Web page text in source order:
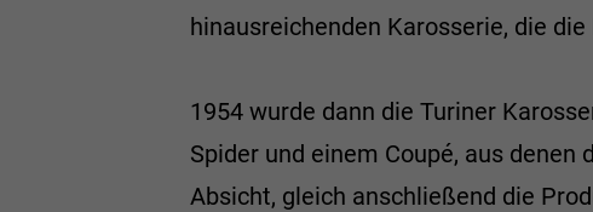
hinausreichenden Karosserie, die
1954 wurde dann die Turiner
Spider und einem Coupé, aus denen
Absicht, gleich anschließend die